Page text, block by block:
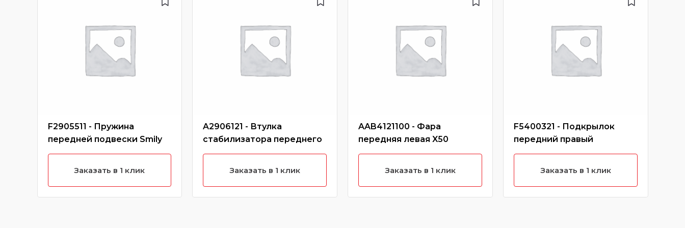
F2905511 - Пружина
передней подвески Smily
Заказать в 1 клик
A2906121 - Втулка
стабилизатора переднего
Заказать в 1 клик
AAB4121100 - Фара
передняя левая X50
Заказать в 1 клик
F5400321 - Подкрылок
передний правый
Заказать в 1 клик